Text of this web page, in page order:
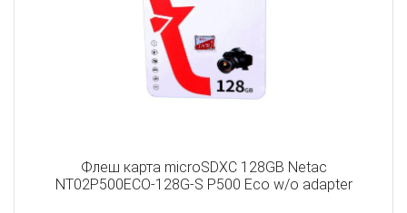
Флеш карта microSDXC 128GB Netac
NT02P500ECO-128G-S P500 Eco w/o adapter